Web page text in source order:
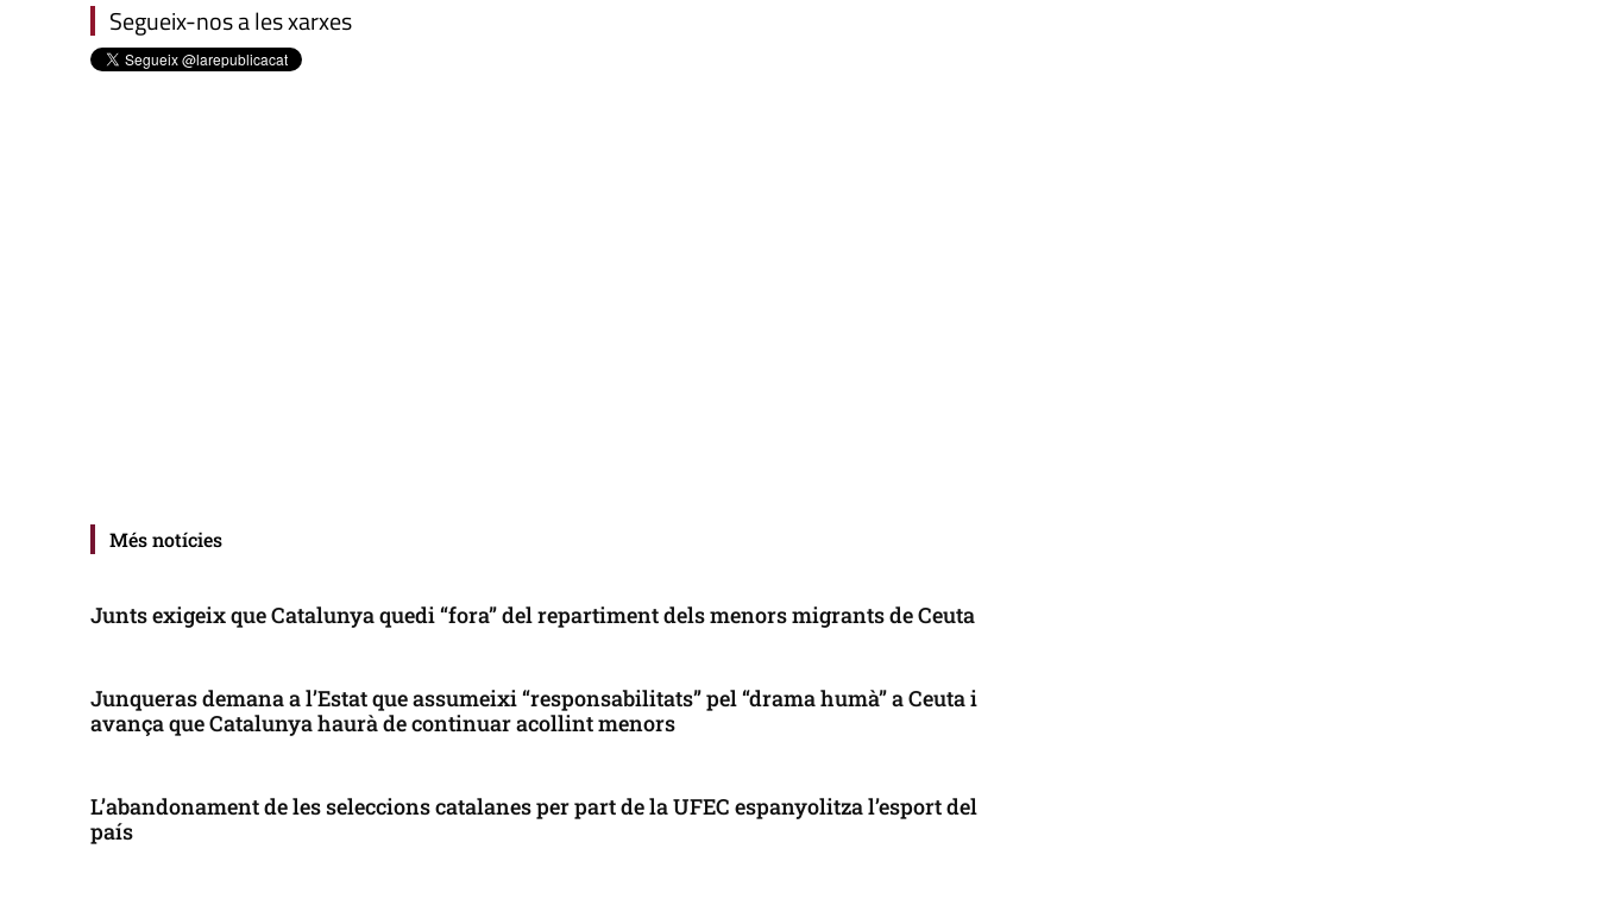
Segueix-nos a les xarxes
Més notícies
Junts exigeix que Catalunya quedi “fora” del repartiment dels menors migrants de Ceuta
Junqueras demana a l’Estat que assumeixi “responsabilitats” pel “drama humà” a Ceuta i
avança que Catalunya haurà de continuar acollint menors
L’abandonament de les seleccions catalanes per part de la UFEC espanyolitza l’esport del
país